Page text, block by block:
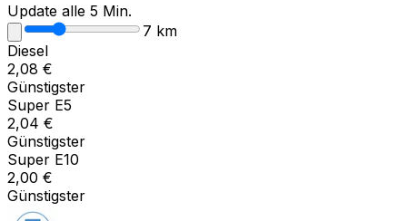
Update alle 5 Min.
7 km
Diesel
2,08 €
Günstigster
Super E5
2,04 €
Günstigster
Super E10
2,00 €
Günstigster